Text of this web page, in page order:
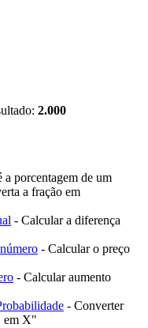
2.000
a porcentagem de um
a fração em
- Calcular a diferença
- Calcular o preço
- Calcular aumento
- Converter
em X"